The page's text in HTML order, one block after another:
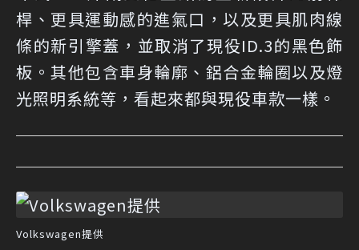
桿、更具運動感的進氣口，以及更具肌肉線
條的新引擎蓋，並取消了現役ID.3的黑色飾
板。其他包含車身輪廓、鋁合金輪圈以及燈
光照明系統等，看起來都與現役車款一樣。
Volkswagen提供